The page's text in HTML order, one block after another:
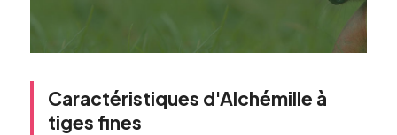
Caractéristiques d'Alchémille à
tiges fines